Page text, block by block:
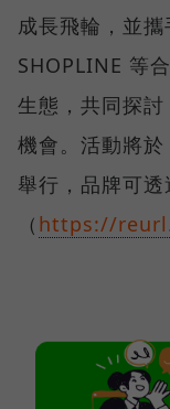
成長飛輪，並攜
SHOPLINE 等
生態，共同探
機會。活動將
舉行，品牌可透
（ https://